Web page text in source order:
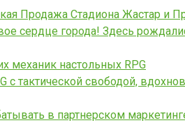
Продажа Стадиона Жастар и
сердце города! Здесь
механик настольных RPG
с тактической свободой,
в партнерском